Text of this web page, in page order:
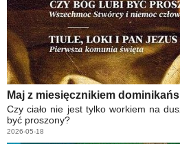
Maj z miesięcznikiem
Czy ciało nie jest tylko workiem na
być proszony?
2026-05-18